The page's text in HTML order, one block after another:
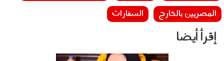
المصريين بالخارج
السفارات
إقرأ أيضا